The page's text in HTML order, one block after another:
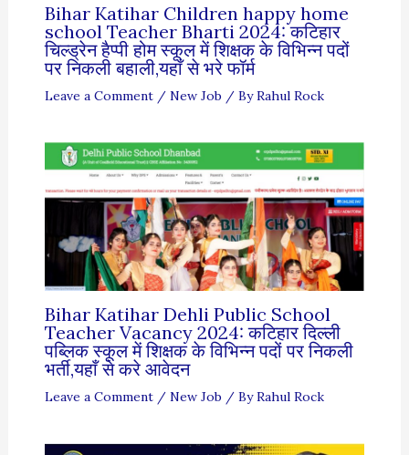
Bihar Katihar Children happy home
school Teacher Bharti 2024: कटिहार
चिल्ड्रेन हैप्पी होम स्कूल में शिक्षक के विभिन्न पदों
पर निकली बहाली,यहाँ से भरे फॉर्म
Leave a Comment / New Job / ByRahul Rock
Bihar Katihar Dehli Public School
Teacher Vacancy 2024: कटिहार दिल्ली
पब्लिक स्कूल में शिक्षक के विभिन्न पदों पर निकली
भर्ती,यहाँ से करे आवेदन
Leave a Comment / New Job / ByRahul Rock